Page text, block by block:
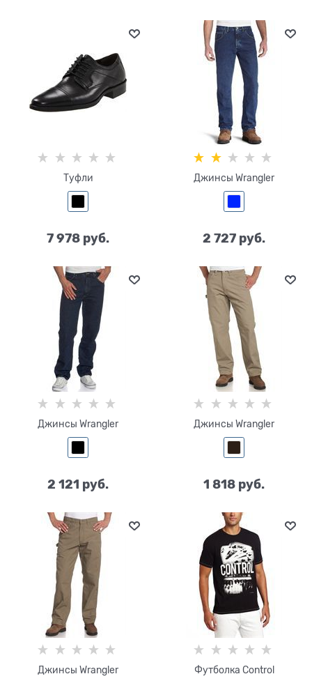
Туфли
7 978 руб.
Джинсы Wrangler
2 727 руб.
Джинсы Wrangler
2 121 руб.
Джинсы Wrangler
1 818 руб.
Джинсы Wrangler Футболка Control